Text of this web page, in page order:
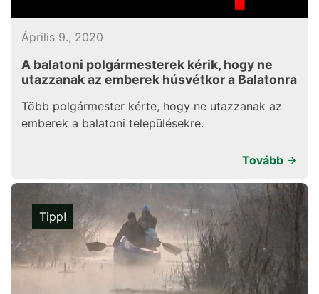
Április 9., 2020
A balatoni polgármesterek kérik, hogy ne
utazzanak az emberek húsvétkor a Balatonra
Több polgármester kérte, hogy ne utazzanak az
emberek a balatoni településekre.
Tovább
Tipp!